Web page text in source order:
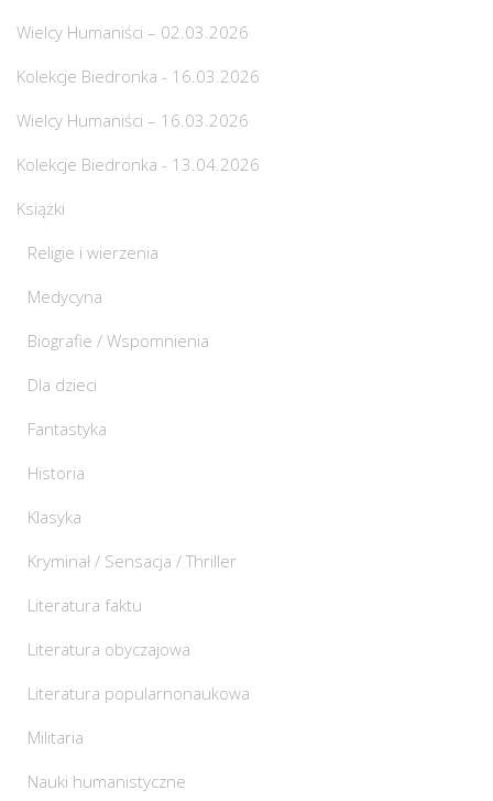
Wielcy Humaniści – 02.03.2026
Kolekcje Biedronka - 16.03.2026
Wielcy Humaniści – 16.03.2026
Kolekcje Biedronka - 13.04.2026
Książki
Religie i wierzenia
Medycyna
Biografie / Wspomnienia
Dla dzieci
Fantastyka
Historia
Klasyka
Kryminał / Sensacja / Thriller
Literatura faktu
Literatura obyczajowa
Literatura popularnonaukowa
Militaria
Nauki humanistyczne